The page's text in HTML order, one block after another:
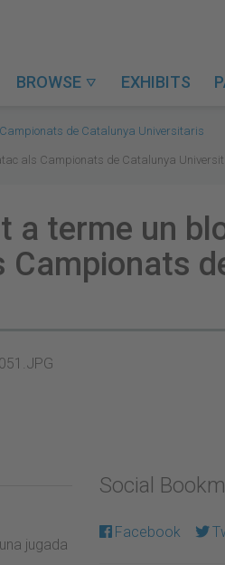
BROWSE  EXHIBITS
Campionats de Catalunya Universitaris
als Campionats de Catalunya
a terme un
Campionats
jugada
Social
Facebook